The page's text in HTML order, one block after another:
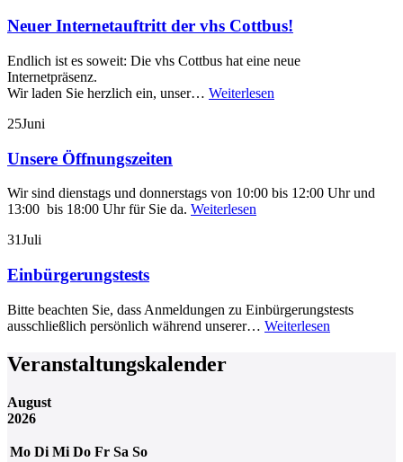
Neuer Internetauftritt der vhs Cottbus!
Endlich ist es soweit: Die vhs Cottbus hat eine neue
Internetpräsenz.
Wir laden Sie herzlich ein, unser… Weiterlesen
25Juni
Unsere Öffnungszeiten
Wir sind dienstags und donnerstags von 10:00 bis 12:00 Uhr und
13:00 bis 18:00 Uhr für Sie da. Weiterlesen
31Juli
Einbürgerungstests
Bitte beachten Sie, dass Anmeldungen zu Einbürgerungstests
ausschließlich persönlich während unserer… Weiterlesen
Veranstaltungskalender
August
2026
Mo Di Mi Do Fr Sa So